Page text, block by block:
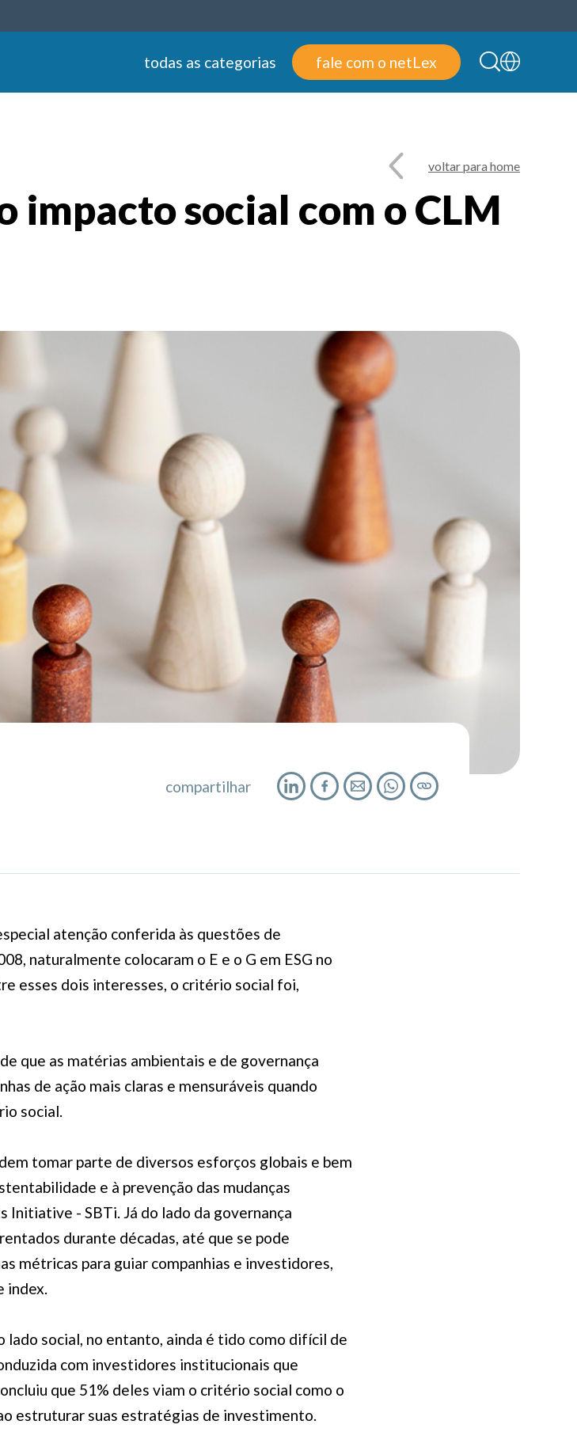
todas as categorias fale com o netLex
voltar para home
impacto social com o CLM
compartilhar
atenção conferida às questões de
naturalmente colocaram o E e o G em ESG no
esses dois interesses, o critério social foi,
que as matérias ambientais e de governança
de ação mais claras e mensuráveis quando
social.
tomar parte de diversos esforços globais e bem
e à prevenção das mudanças
Initiative - SBTi. Já do lado da governança
durante décadas, até que se pode
métricas para guiar companhias e investidores,
index.
lado social, no entanto, ainda é tido como difícil de
com investidores institucionais que
que 51% deles viam o critério social como o
estruturar suas estratégias de investimento.